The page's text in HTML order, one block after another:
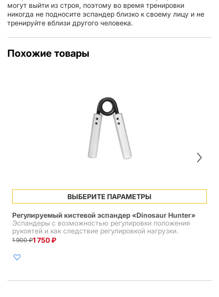
могут выйти из строя, поэтому во время тренировки
никогда не подносите эспандер близко к своему лицу и не
тренируйте вблизи другого человека.
Похожие товары
ВЫБЕРИТЕ ПАРАМЕТРЫ
Этот
товар
несколько
вариаций.
Опции
товара.
Регулируемый кистевой эспандер «Dinosaur Hunter»
Эспандеры с возможностью регулировки положения
рукоятей и как следствие регулировкой нагрузки.
1 900₽
Первоначальная
цена
составляла
900 ₽.
1 750₽
Текущая
цена: